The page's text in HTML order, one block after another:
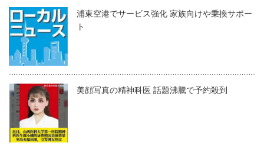
浦東空港でサービス強化 家族向けや乗換サポー
ト
美顔写真の精神科医 話題沸騰で予約殺到